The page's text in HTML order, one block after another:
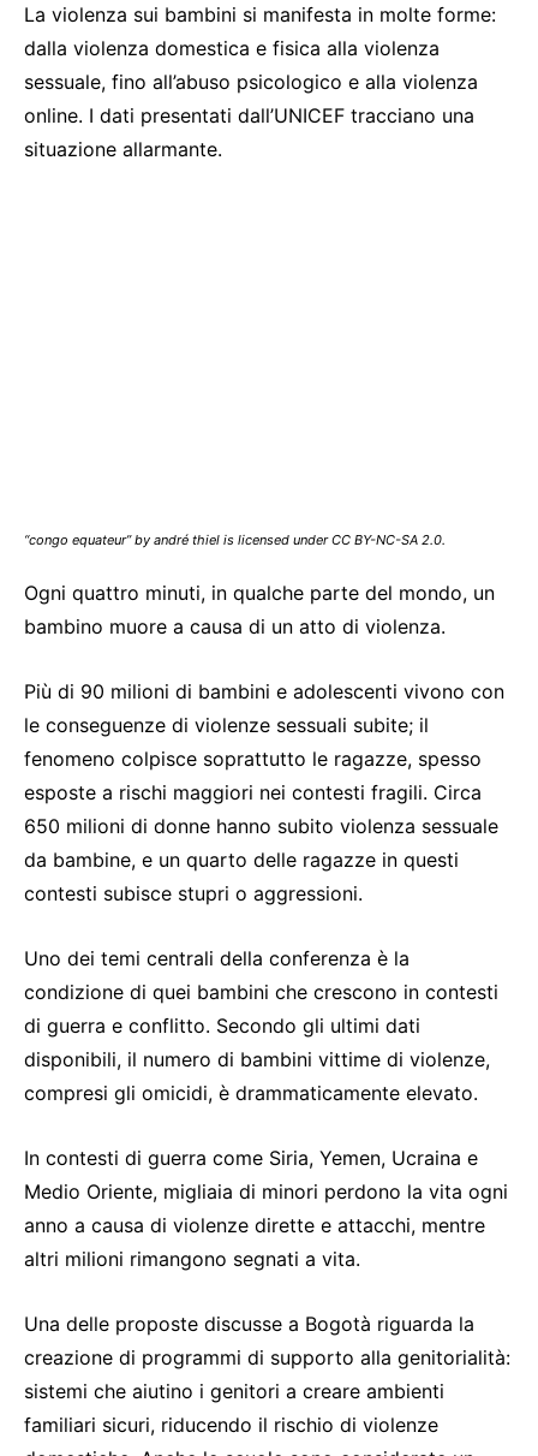
La violenza sui bambini si manifesta in molte forme:
dalla violenza domestica e fisica alla violenza
sessuale, fino all’abuso psicologico e alla violenza
online. I dati presentati dall’UNICEF tracciano una
situazione allarmante.
“congo equateur” by andré thiel is licensed under CC BY-NC-SA 2.0.
Ogni quattro minuti, in qualche parte del mondo, un
bambino muore a causa di un atto di violenza.
Più di 90 milioni di bambini e adolescenti vivono con
le conseguenze di violenze sessuali subite; il
fenomeno colpisce soprattutto le ragazze, spesso
esposte a rischi maggiori nei contesti fragili. Circa
650 milioni di donne hanno subito violenza sessuale
da bambine, e un quarto delle ragazze in questi
contesti subisce stupri o aggressioni.
Uno dei temi centrali della conferenza è la
condizione di quei bambini che crescono in contesti
di guerra e conflitto. Secondo gli ultimi dati
disponibili, il numero di bambini vittime di violenze,
compresi gli omicidi, è drammaticamente elevato.
In contesti di guerra come Siria, Yemen, Ucraina e
Medio Oriente, migliaia di minori perdono la vita ogni
anno a causa di violenze dirette e attacchi, mentre
altri milioni rimangono segnati a vita.
Una delle proposte discusse a Bogotà riguarda la
creazione di programmi di supporto alla genitorialità:
sistemi che aiutino i genitori a creare ambienti
familiari sicuri, riducendo il rischio di violenze